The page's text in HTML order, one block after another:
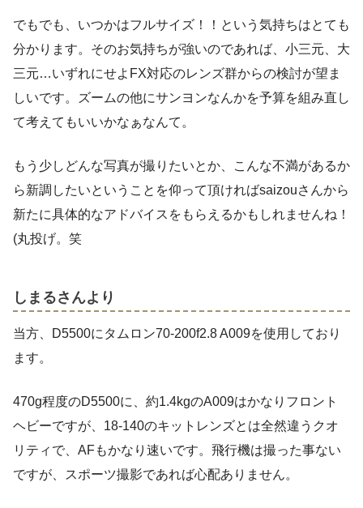
でもでも、いつかはフルサイズ！！という気持ちはとても
分かります。そのお気持ちが強いのであれば、小三元、大
三元…いずれにせよFX対応のレンズ群からの検討が望ま
しいです。ズームの他にサンヨンなんかを予算を組み直し
て考えてもいいかなぁなんて。
もう少しどんな写真が撮りたいとか、こんな不満があるか
ら新調したいということを仰って頂ければsaizouさんから
新たに具体的なアドバイスをもらえるかもしれませんね！
(丸投げ。笑
しまるさんより
当方、D5500にタムロン70-200f2.8 A009を使用しており
ます。
470g程度のD5500に、約1.4kgのA009はかなりフロント
ヘビーですが、18-140のキットレンズとは全然違うクオ
リティで、AFもかなり速いです。飛行機は撮った事ない
ですが、スポーツ撮影であれば心配ありません。